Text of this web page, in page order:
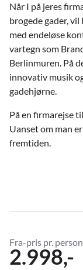
Når I på jeres
brogede gader,
med endeløse
vartegn som
Berlinmuren. På
innovativ musik
gadehjørne.
På en firmarejse
Uanset om man
fremtiden.
Fra-pris pr.
2.998,-